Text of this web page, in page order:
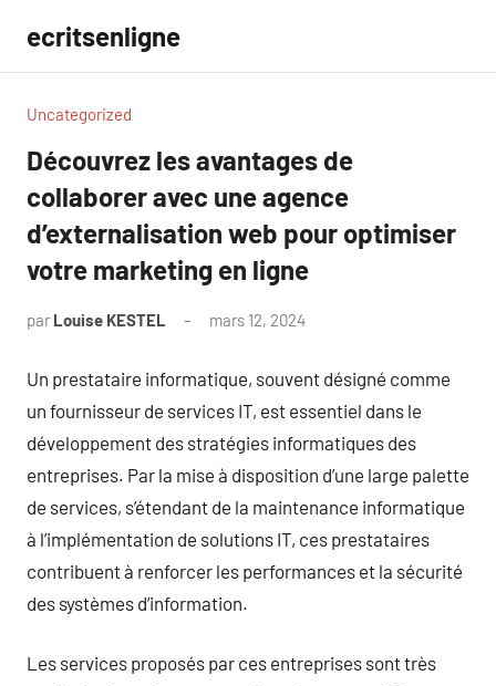
contenu
ecritsenligne
Uncategorized
Découvrez les avantages de
collaborer avec une agence
d’externalisation web pour optimiser
votre marketing en ligne
par Louise KESTEL mars 12, 2024
Un prestataire informatique, souvent désigné comme
un fournisseur de services IT, est essentiel dans le
développement des stratégies informatiques des
entreprises. Par la mise à disposition d’une large palette
de services, s’étendant de la maintenance informatique
à l’implémentation de solutions IT, ces prestataires
contribuent à renforcer les performances et la sécurité
des systèmes d’information.
Les services proposés par ces entreprises sont très